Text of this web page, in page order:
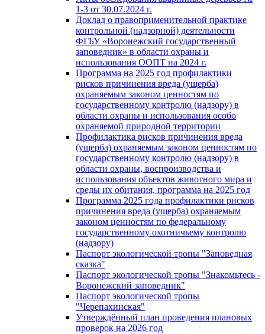
1-3 от 30.07.2024 г.
Доклад о правоприменительной практике
контрольной (надзорной) деятельности
ФГБУ «Воронежский государственный
заповедник» в области охраны и
использования ООПТ на 2024 г.
Программа на 2025 год профилактики
рисков причинения вреда (ущерба)
охраняемым законом ценностям по
государственному контролю (надзору) в
области охраны и использования особо
охраняемой природной территории
Профилактика рисков причинения вреда
(ущерба) охраняемым законом ценностям по
государственному контролю (надзору) в
области охраны, воспроизводства и
использования объектов животного мира и
среды их обитания, программа на 2025 год
Программа 2025 года профилактики рисков
причинения вреда (ущерба) охраняемым
законом ценностям по федеральному
государственному охотничьему контролю
(надзору)
Паспорт экологической тропы "Заповедная
сказка"
Паспорт экологической тропы "Знакомьтесь -
Воронежский заповедник"
Паспорт экологической тропы
"Черепахинская"
Утверждённый план проведения плановых
проверок на 2026 год